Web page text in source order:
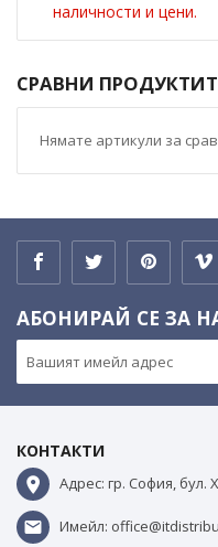
наличности и цени.
СРАВНИ
Нямате артикули за
АБОНИРАЙ СЕ ЗА
КОНТАКТИ
Адрес: гр. София,
Имейл: